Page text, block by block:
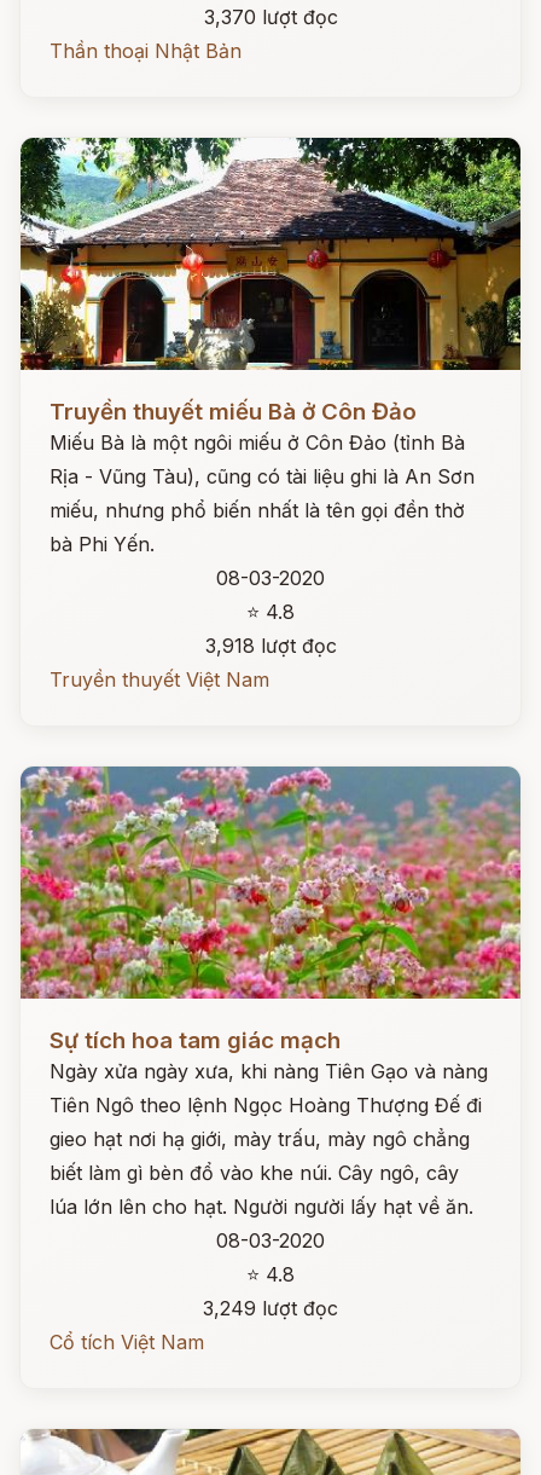
3,370 lượt đọc
Thần thoại Nhật Bản
Đọc ngay
Truyền thuyết miếu Bà ở Côn Đảo
Miếu Bà là một ngôi miếu ở Côn Đảo (tỉnh Bà
Rịa - Vũng Tàu), cũng có tài liệu ghi là An Sơn
miếu, nhưng phổ biến nhất là tên gọi đền thờ
bà Phi Yến.
08-03-2020
⭐ 4.8
3,918 lượt đọc
Truyền thuyết Việt Nam
Sự tích hoa tam giác mạch
Ngày xửa ngày xưa, khi nàng Tiên Gạo và nàng
Tiên Ngô theo lệnh Ngọc Hoàng Thượng Đế đi
gieo hạt nơi hạ giới, mày trấu, mày ngô chẳng
biết làm gì bèn đổ vào khe núi. Cây ngô, cây
lúa lớn lên cho hạt. Người người lấy hạt về ăn.
08-03-2020
⭐ 4.8
3,249 lượt đọc
Cổ tích Việt Nam